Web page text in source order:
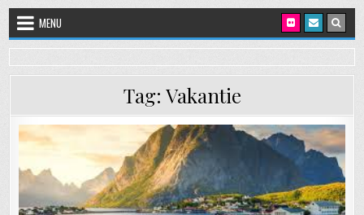
Skip to content
MENU
Tag: Vakantie